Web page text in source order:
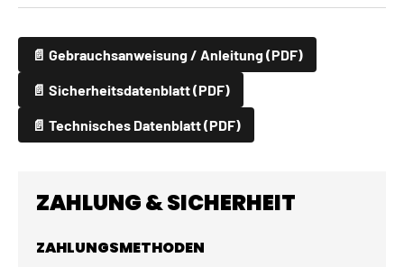
📄 Gebrauchsanweisung / Anleitung (PDF)
📄 Sicherheitsdatenblatt (PDF)
📄 Technisches Datenblatt (PDF)
ZAHLUNG & SICHERHEIT
ZAHLUNGSMETHODEN